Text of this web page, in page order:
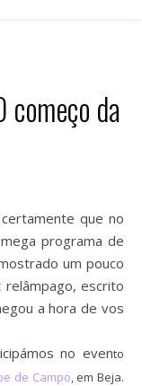
começo da
que no
programa de
um pouco
relâmpago, escrito
a hora de vos
no evento
de Campo, em Beja.